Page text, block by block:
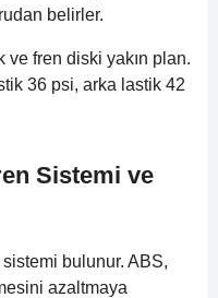
belirler.
fren diski yakın plan.
36 psi, arka lastik 42
Sistemi ve
bulunur. ABS,
azaltmaya